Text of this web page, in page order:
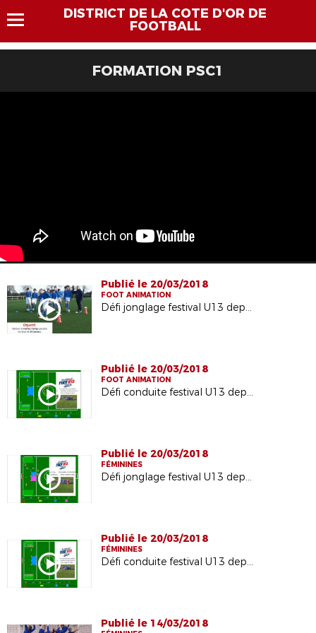
DISTRICT DE LA COTE D'OR DE
FOOTBALL
FORMATION PSC1
Publié le 20/03/2018
FOOT ANIMATION
Défi jonglage festival U13 departemental - GARCONS
Publié le 20/03/2018
FOOT ANIMATION
Défi conduite festival U13 departemental - GARCONS
Publié le 20/03/2018
FÉMININES
Défi jonglage festival U13 departemental - FEMININES
Publié le 20/03/2018
FÉMININES
Défi conduite festival U13 departemental - FEMININES
Publié le 14/03/2018